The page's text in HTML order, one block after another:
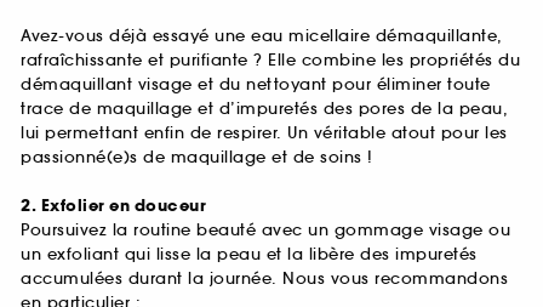
Avez-vous déjà essayé une eau micellaire démaquillante,
rafraîchissante et purifiante ? Elle combine les propriétés du
démaquillant visage et du nettoyant pour éliminer toute
trace de maquillage et d’impuretés des pores de la peau,
lui permettant enfin de respirer. Un véritable atout pour les
passionné(e)s de maquillage et de soins !
2. Exfolier en douceur
Poursuivez la routine beauté avec un gommage visage ou
un exfoliant qui lisse la peau et la libère des impuretés
accumulées durant la journée. Nous vous recommandons
en particulier :